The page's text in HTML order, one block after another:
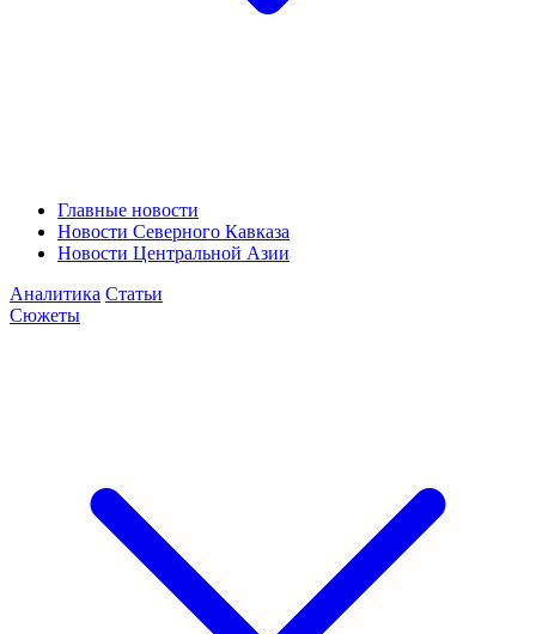
Главные новости
Новости Северного Кавказа
Новости Центральной Азии
Аналитика Статьи
Сюжеты